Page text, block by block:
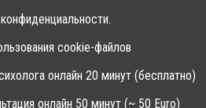
cookie-файлов
онлайн 20 минут (бесплатно)
онлайн 50 минут (~ 50 Euro)